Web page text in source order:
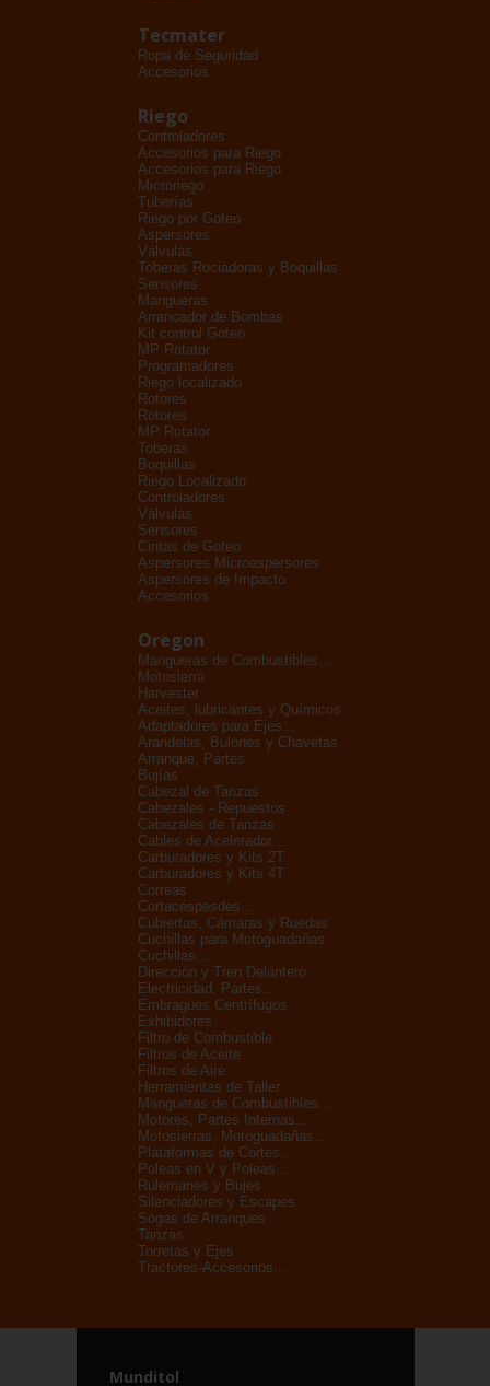
Tecmater
Ropa de Seguridad
Accesorios
Riego
Controladores
Accesorios para Riego
Accesorios para Riego
Microriego
Tuberías
Riego por Goteo
Aspersores
Válvulas
Toberas Rociadoras y Boquillas
Sensores
Mangueras
Arrancador de Bombas
Kit control Goteo
MP Rotator
Programadores
Riego localizado
Rotores
Rotores
MP Rotator
Toberas
Boquillas
Riego Localizado
Controladores
Válvulas
Sensores
Cintas de Goteo
Aspersores Microaspersores
Aspersores de Impacto
Accesorios
Oregon
Mangueras de Combustibles...
Motosierra
Harvester
Aceites, lubricantes y Químicos
Adaptadores para Ejes...
Arandelas, Bulones y Chavetas
Arranque, Partes
Bujías
Cabezal de Tanzas
Cabezales - Repuestos
Cabezales de Tanzas
Cables de Acelerador...
Carburadores y Kits 2T
Carburadores y Kits 4T
Correas
Cortacéspesdes...
Cubiertas, Cámaras y Ruedas
Cuchillas para Motoguadañas
Cuchillas...
Dirección y Tren Delantero
Electricidad, Partes...
Embragues Centrífugos
Exhibidores
Filtro de Combustible
Filtros de Aceite
Filtros de Aire
Herramientas de Taller
Mangueras de Combustibles...
Motores, Partes Internas...
Motosierras, Motoguadañas...
Plataformas de Cortes...
Poleas en V y Poleas...
Rulemanes y Bujes
Silenciadores y Escapes
Sogas de Arranques
Tanzas
Torretas y Ejes
Tractores-Accesorios...
Munditol